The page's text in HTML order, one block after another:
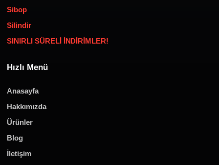
Sibop
Silindir
SINIRLI SÜRELİ İNDİRİMLER!
Hızlı Menü
Anasayfa
Hakkımızda
Ürünler
Blog
İletişim